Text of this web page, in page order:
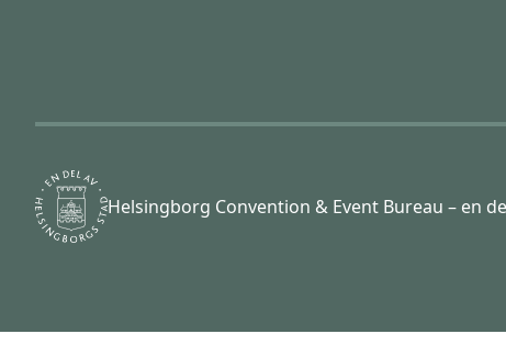
Helsingborg Convention & Event Bureau – en